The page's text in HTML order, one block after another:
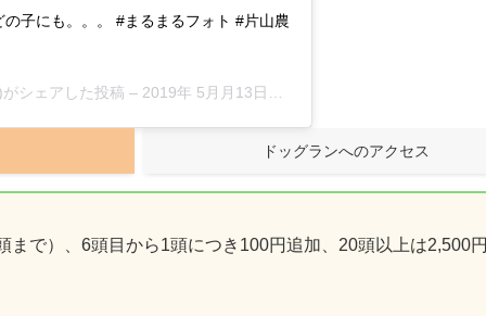
子にも。。。 #まるまるフォト #片山農
シェアした投稿 – 2019年 5月月13日午前8時43分PDT
ドッグランへのアクセス
まで）、6頭目から1頭につき100円追加、20頭以上は2,500円